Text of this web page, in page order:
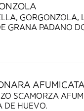
GORGONZOLA,
GRANA PADANO
AFUMICATA
SCAMORZA
DE HUEVO.